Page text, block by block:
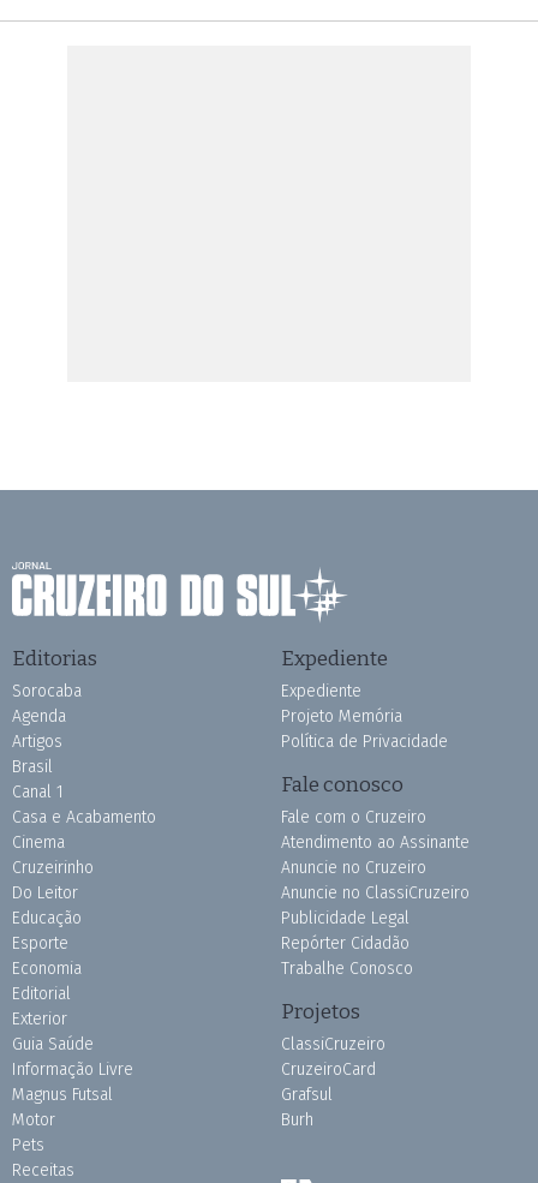
Editorias
Sorocaba
Agenda
Artigos
Brasil
Canal 1
Casa e Acabamento
Cinema
Cruzeirinho
Do Leitor
Educação
Esporte
Economia
Editorial
Exterior
Guia Saúde
Informação Livre
Magnus Futsal
Motor
Pets
Receitas
Expediente
Expediente
Projeto Memória
Política de Privacidade
Fale conosco
Fale com o Cruzeiro
Atendimento ao Assinante
Anuncie no Cruzeiro
Anuncie no ClassiCruzeiro
Publicidade Legal
Repórter Cidadão
Trabalhe Conosco
Projetos
ClassiCruzeiro
CruzeiroCard
Grafsul
Burh